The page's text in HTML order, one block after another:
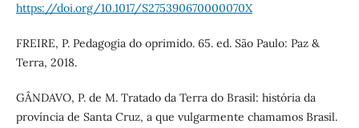
https://doi.org/10.1017/S275390670000070X
FREIRE, P. Pedagogia do oprimido. 65. ed. São Paulo: Paz &
Terra, 2018.
GÂNDAVO, P. de M. Tratado da Terra do Brasil: história da
província de Santa Cruz, a que vulgarmente chamamos Brasil.